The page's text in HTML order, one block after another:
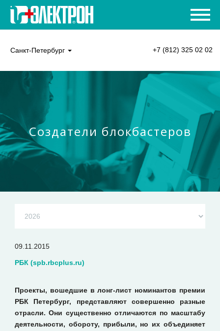
Санкт-Петербург +7 (812) 325 02 02
Создатели блокбастеров
09.11.2015
РБК (spb.rbcplus.ru)
Проекты, вошедшие в лонг-лист номинантов премии
РБК Петербург, представляют совершенно разные
отрасли. Они существенно отличаются по масштабу
деятельности, обороту, прибыли, но их объединяет